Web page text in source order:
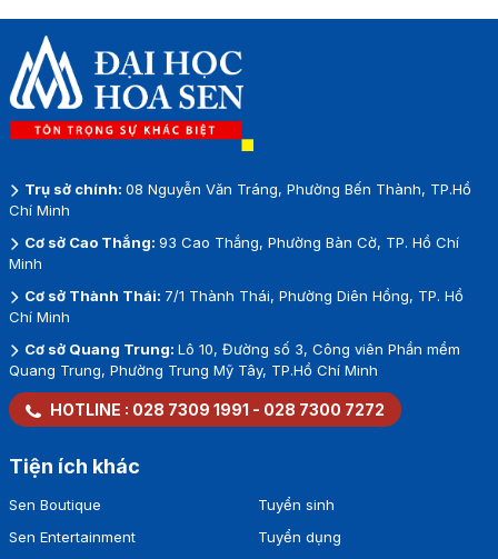
Trụ sở chính: 08 Nguyễn Văn Tráng, Phường Bến Thành, TP.Hồ
Chí Minh
Cơ sở Cao Thắng: 93 Cao Thắng, Phường Bàn Cờ, TP. Hồ Chí
Minh
Cơ sở Thành Thái: 7/1 Thành Thái, Phường Diên Hồng, TP. Hồ
Chí Minh
Cơ sở Quang Trung: Lô 10, Đường số 3, Công viên Phần mềm
Quang Trung, Phường Trung Mỹ Tây, TP.Hồ Chí Minh
HOTLINE : 028 7309 1991 - 028 7300 7272
Tiện ích khác
Sen Boutique
Sen Entertainment
Tuyển sinh
Tuyển dụng